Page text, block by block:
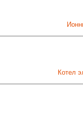
Котел